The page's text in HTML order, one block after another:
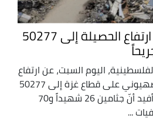
العدوان على غزة : ارتفاع الحصيلة إلى 50277
اليوم السبت، عن ارتفاع
حصيلة ضحايا العدوان الصهيوني على قطاع غزة إلى 50277
شهيداً و114095 جريحاً. أفيد أنّ جثامين 26 شهيداً و70
...